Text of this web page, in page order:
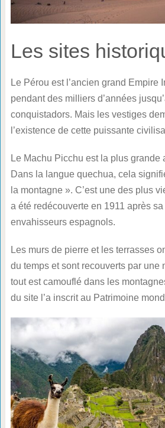
Les sites
Le Pérou est l’ancien grand Empire
pendant des milliers d’années
conquistadors. Mais les vestiges
l’existence de cette puissante
Le Machu Picchu est la plus grande
Dans la langue quechua, cela
la montagne ». C’est une des plus
a été redécouverte en 1911 après
envahisseurs espagnols.
Les murs de pierre et les terrasses
du temps et sont recouverts par une
tout est camouflé dans les
du site l’a inscrit au Patrimoine